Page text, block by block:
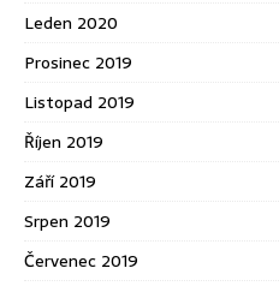
Leden 2020
Prosinec 2019
Listopad 2019
Říjen 2019
Září 2019
Srpen 2019
Červenec 2019